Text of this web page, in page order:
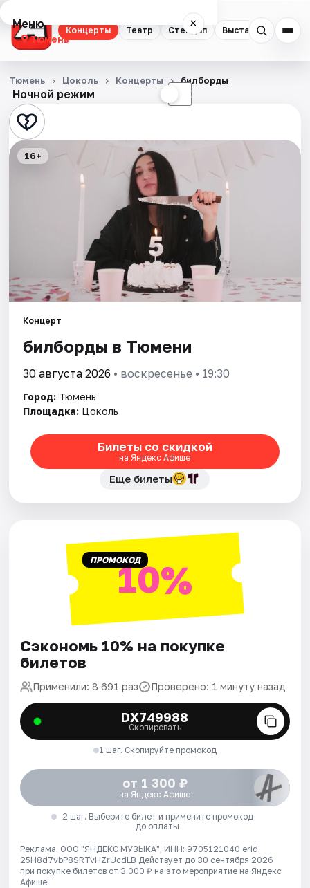
Концерты Театр Стендап Выставки
Меню ×
Тюмень
Концерты
Театр
Стендап
События
Города
Площадки
Артисты
Рейтинги
Ночной режим ☾
Тюмень Цоколь Концерты билборды
16+
Концерт
билборды в Тюмени
30 августа 2026 • воскресенье • 19:30
Город: Тюмень
Площадка: Цоколь
Билеты со скидкой
на Яндекс Афише
Еще билеты
ПРОМОКОД10%
Сэкономь 10% на покупке
билетов
Применили: 8 691 раз Проверено: 1 минуту назад
DX749988
Скопировать
1 шаг. Скопируйте промокод
от 1 300 ₽
на Яндекс Афише
2 шаг. Выберите билет и примените промокод
до оплаты
Реклама. ООО "ЯНДЕКС МУЗЫКА", ИНН: 9705121040 erid:
25H8d7vbP8SRTvHZrUcdLB Действует до 30 сентября 2026
при покупке билетов от 3 000 ₽ на это мероприятие на Яндекс
Афише!